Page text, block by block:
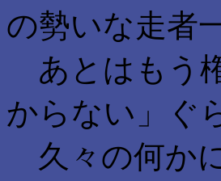
の勢いな走者
あとはもう
からない」ぐ
久々の何か